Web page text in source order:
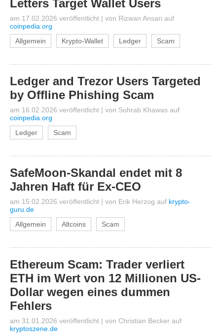
Letters Target Wallet Users
am 17.02.2026 veröffentlicht | von Rizwan Ansari auf
coinpedia.org
Allgemein
Krypto-Wallet Ledger Scam
Ledger and Trezor Users Targeted
by Offline Phishing Scam
am 16.02.2026 veröffentlicht | von Sohrab Khawas auf
coinpedia.org
Ledger
Scam
SafeMoon-Skandal endet mit 8
Jahren Haft für Ex-CEO
am 15.02.2026 veröffentlicht | von Erik Herzog auf krypto-
guru.de
Allgemein
Altcoins Scam
Ethereum Scam: Trader verliert
ETH im Wert von 12 Millionen US-
Dollar wegen eines dummen
Fehlers
am 31.01.2026 veröffentlicht | von Christian Becker auf
kryptoszene.de